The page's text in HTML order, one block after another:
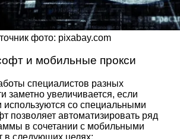
фото: pixabay.com
и мобильные прокси
специалистов разных
заметно увеличивается, если
со специальными
позволяет автоматизировать ряд
в сочетании с мобильными
в следующих целях: